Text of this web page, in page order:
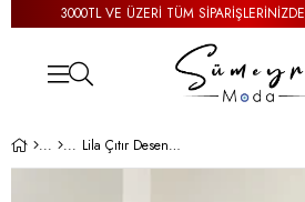
3000TL VE ÜZERİ TÜM SİPARİŞLERİNİZDE
Lila Çıtır Desenli V Yaka Elbise